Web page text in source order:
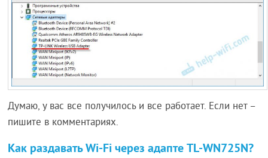
Думаю, у вас все получилось и все работает. Если нет –
пишите в комментариях.
Как раздавать Wi-Fi через адапте TL-WN725N?